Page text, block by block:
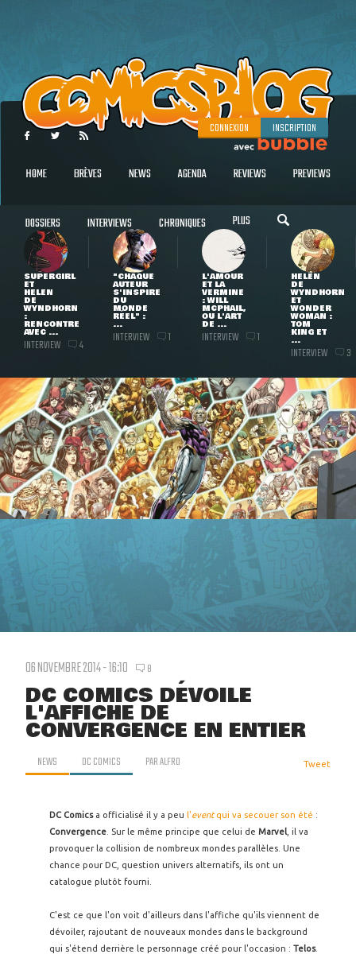
CONNEXION INSCRIPTION
HOME BRÈVES NEWS AGENDA REVIEWS PREVIEWS
DOSSIERS INTERVIEWS CHRONIQUES PLUS
SUPERGIRL
ET
HELEN
DE
WYNDHORN
:
RENCONTRE
AVEC ...
INTERVIEW 4
"CHAQUE
AUTEUR
S'INSPIRE
DU
MONDE
RÉEL" :
...
INTERVIEW 1
L'AMOUR
ET LA
VERMINE
: WILL
MCPHAIL,
OU L'ART
DE ...
INTERVIEW 1
HELEN
DE
WYNDHORN
ET
WONDER
WOMAN :
TOM
KING ET
...
INTERVIEW 3
06 NOVEMBRE 2014 - 16:10 8
DC COMICS DÉVOILE
L'AFFICHE DE
CONVERGENCE EN ENTIER
NEWS DC COMICS PARALFRO Tweet
DC Comicsa officialisé il y a peu l'eventqui va secouer son été :
Convergence . Sur le même principe que celui de Marvel , il va
provoquer la collision de nombreux mondes parallèles. Une
chance pour DC, question univers alternatifs, ils ont un
catalogue plutôt fourni.
C'est ce que l'on voit d'ailleurs dans l'affiche qu'ils viennent de
dévoiler, rajoutant de nouveaux mondes dans le background
qui s'étend derrière le personnage créé pour l'occasion : Telos.